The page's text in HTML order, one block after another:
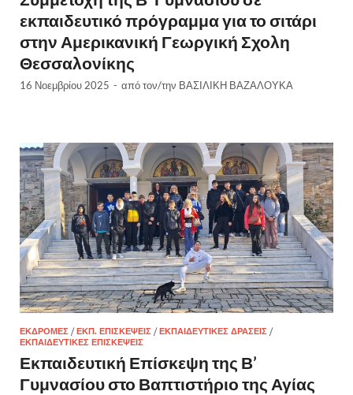
εκπαιδευτικό πρόγραμμα για το σιτάρι
στην Αμερικανική Γεωργική Σχολη
Θεσσαλονίκης
16 Νοεμβρίου 2025 - από τον/την ΒΑΣΙΛΙΚΗ ΒΑΖΑΛΟΥΚΑ
ΕΚΔΡΟΜΕΣ /ΕΚΠ. ΕΠΙΣΚΕΨΕΙΣ /ΕΚΠΑΙΔΕΥΤΙΚΈΣ ΔΡΆΣΕΙΣ /
ΕΚΠΑΙΔΕΥΤΙΚΈΣ ΕΠΙΣΚΈΨΕΙΣ
Εκπαιδευτική Επίσκεψη της Β’
Γυμνασίου στο Βαπτιστήριο της Αγίας